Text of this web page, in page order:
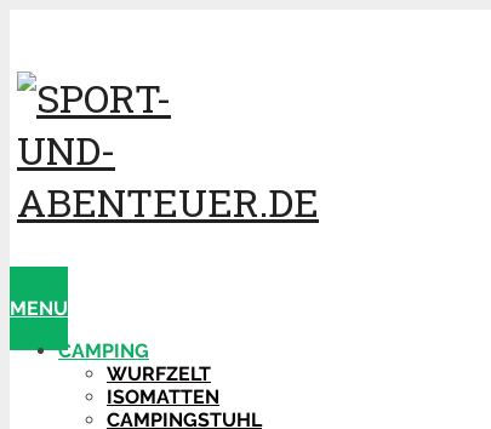
MENU
CAMPING
WURFZELT
ISOMATTEN
CAMPINGSTUHL